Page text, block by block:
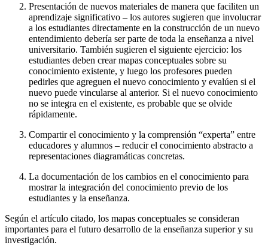
Presentación de nuevos materiales de manera que faciliten un
aprendizaje significativo – los autores sugieren que involucrar
a los estudiantes directamente en la construcción de un nuevo
entendimiento debería ser parte de toda la enseñanza a nivel
universitario. También sugieren el siguiente ejercicio: los
estudiantes deben crear mapas conceptuales sobre su
conocimiento existente, y luego los profesores pueden
pedirles que agreguen el nuevo conocimiento y evalúen si el
nuevo puede vincularse al anterior. Si el nuevo conocimiento
no se integra en el existente, es probable que se olvide
rápidamente.
Compartir el conocimiento y la comprensión “experta” entre
educadores y alumnos – reducir el conocimiento abstracto a
representaciones diagramáticas concretas.
La documentación de los cambios en el conocimiento para
mostrar la integración del conocimiento previo de los
estudiantes y la enseñanza.
Según el artículo citado, los mapas conceptuales se consideran
importantes para el futuro desarrollo de la enseñanza superior y su
investigación.